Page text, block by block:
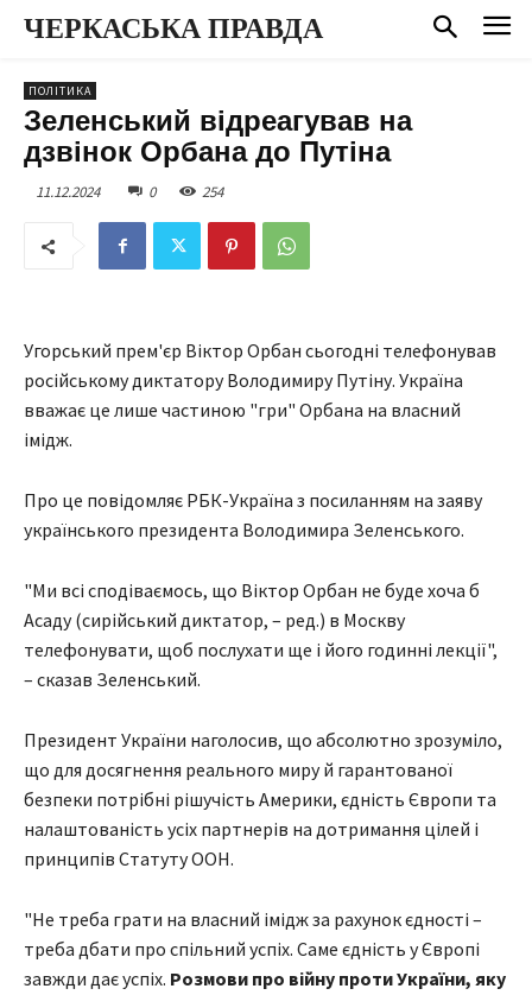
ЧЕРКАСЬКА ПРАВДА
ПОЛІТИКА
Зеленський відреагував на
дзвінок Орбана до Путіна
11.12.2024 0 254
Угорський прем'єр Віктор Орбан сьогодні телефонував
російському диктатору Володимиру Путіну. Україна
вважає це лише частиною "гри" Орбана на власний
імідж.
Про це повідомляє РБК-Україна з посиланням на заяву
українського президента Володимира Зеленського.
"Ми всі сподіваємось, що Віктор Орбан не буде хоча б
Асаду (сирійський диктатор, – ред.) в Москву
телефонувати, щоб послухати ще і його годинні лекції",
– сказав Зеленський.
Президент України наголосив, що абсолютно зрозуміло,
що для досягнення реального миру й гарантованої
безпеки потрібні рішучість Америки, єдність Європи та
налаштованість усіх партнерів на дотримання цілей і
принципів Статуту ООН.
"Не треба грати на власний імідж за рахунок єдності –
треба дбати про спільний успіх. Саме єдність у Європі
завжди дає успіх. Розмови про війну проти України, яку